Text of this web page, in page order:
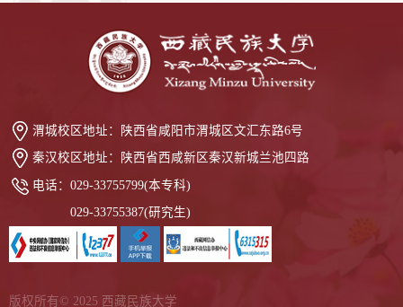
渭城校区地址： 陕西省咸阳市渭城区文汇东路6号
秦汉校区地址： 陕西省西咸新区秦汉新城兰池四路
电话： 029-33755799(本专科)
029-33755387(研究生)
版权所有© 2025 西藏民族大学